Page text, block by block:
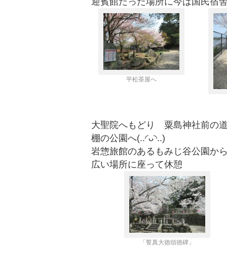
平松茶屋へ
大聖院へもどり 粟島神社前の
棚の公園へ(..◜ᴗ◝..)
岩惣旅館のあるもみじ谷公園か
広い場所に座って休憩
「誓真大徳頌徳碑」